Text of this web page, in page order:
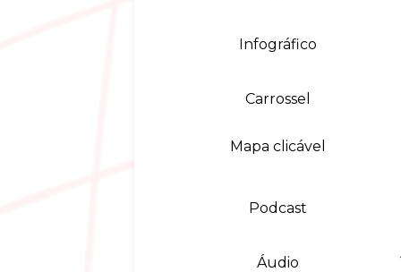
Infográfico
Carrossel
Mapa clicável
Podcast
Áudio